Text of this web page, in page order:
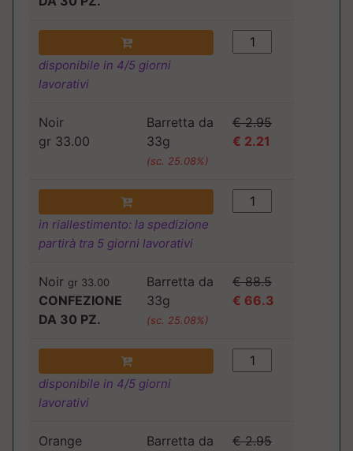
disponibile in 4/5 giorni
lavorativi
Noir
gr 33.00
Barretta da
33g
(sc. 25.08%)
€ 2.95
€ 2.21
in riallestimento: la spedizione
partirà tra 5 giorni lavorativi
Noir gr 33.00
CONFEZIONE
DA 30 PZ.
Barretta da
33g
(sc. 25.08%)
€ 88.5
€ 66.3
disponibile in 4/5 giorni
lavorativi
Orange
Barretta da
€ 2.95